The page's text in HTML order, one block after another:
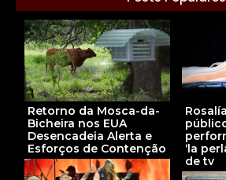
Retorno da Mosca-da-
Bicheira nos EUA
Desencadeia Alerta e
Esforços de Contenção
‘la
de tv